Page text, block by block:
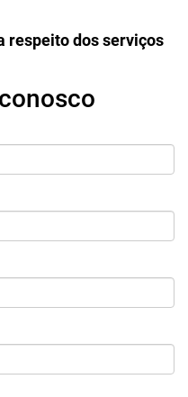
respeito dos serviços